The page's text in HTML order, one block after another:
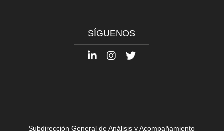
SÍGUENOS
Subdirección General de Análisis y Acompañamiento